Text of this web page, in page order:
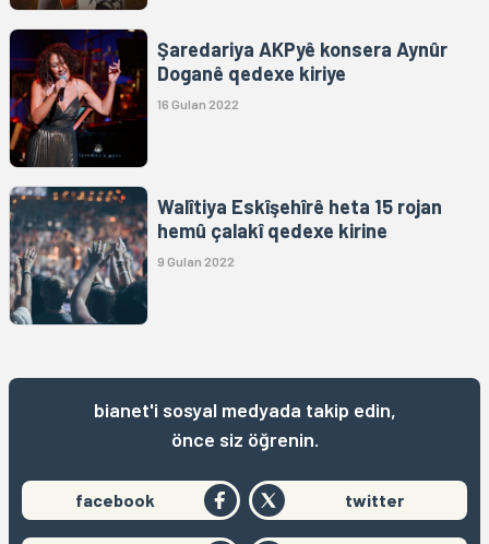
Şaredariya AKPyê konsera Aynûr
Doganê qedexe kiriye
16 Gulan 2022
Walîtiya Eskîşehîrê heta 15 rojan
hemû çalakî qedexe kirine
9 Gulan 2022
bianet'i sosyal medyada takip edin,
önce siz öğrenin.
facebook twitter